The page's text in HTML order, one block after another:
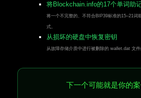
将Blockchain.info的17个单词助
将一个不完整的、不符合BIP39标准的15–21词
式。
从损坏的硬盘中恢复密钥
从故障存储介质中进行被删除的 wallet.dat 文件
下一个可能就是你的